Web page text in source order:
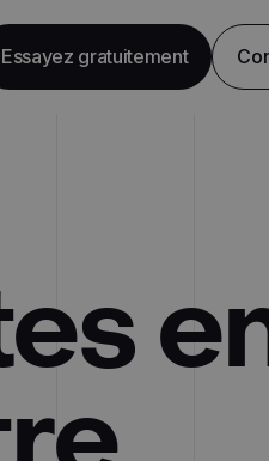
Essayez gratuitement